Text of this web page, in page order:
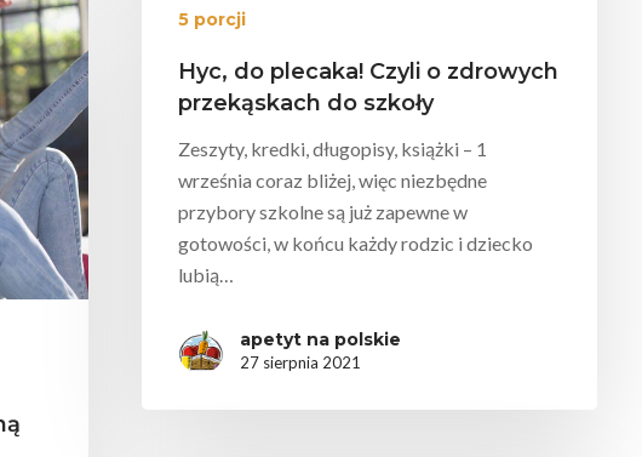
5 porcji
Hyc, do plecaka! Czyli o zdrowych
przekąskach do szkoły
Zeszyty, kredki, długopisy, książki – 1
września coraz bliżej, więc niezbędne
przybory szkolne są już zapewne w
gotowości, w końcu każdy rodzic i dziecko
lubią…
apetyt na polskie
27 sierpnia 2021